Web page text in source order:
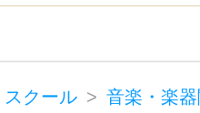
鴨新田駅(1)
駒
向原駅(東京)(1)
キーボード・
ージック・
クール
音楽・楽